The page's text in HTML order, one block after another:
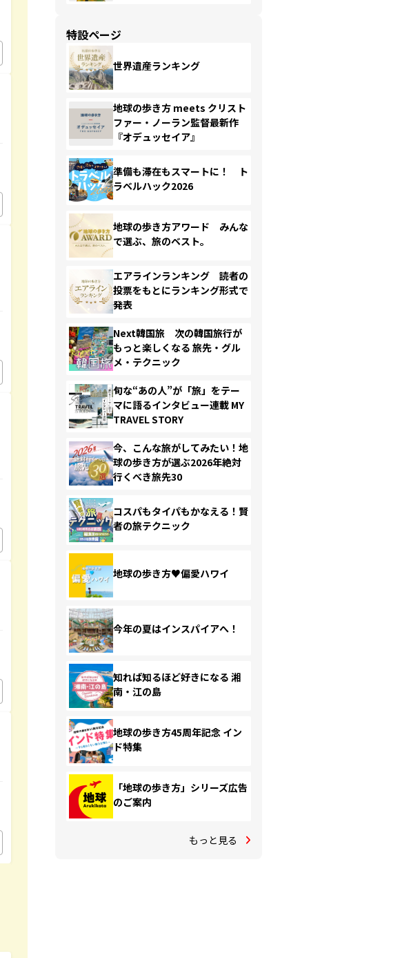
特設ページ
世界遺産ランキング
地球の歩き方 meets クリスト
ファー・ノーラン監督最新作
『オデュッセイア』
準備も滞在もスマートに！ ト
ラベルハック2026
地球の歩き方アワード みんな
で選ぶ、旅のベスト。
エアラインランキング 読者の
投票をもとにランキング形式で
発表
Next韓国旅 次の韓国旅行が
もっと楽しくなる 旅先・グル
メ・テクニック
旬な“あの人”が「旅」をテー
マに語るインタビュー連載 MY
TRAVEL STORY
今、こんな旅がしてみたい！地
球の歩き方が選ぶ2026年絶対
行くべき旅先30
コスパもタイパもかなえる！賢
者の旅テクニック
地球の歩き方♥偏愛ハワイ
今年の夏はインスパイアへ！
知れば知るほど好きになる 湘
南・江の島
地球の歩き方45周年記念 イン
ド特集
「地球の歩き方」シリーズ広告
のご案内
もっと見る